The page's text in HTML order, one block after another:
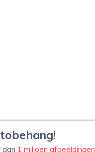
dan 1 miljoen afbeeldingen